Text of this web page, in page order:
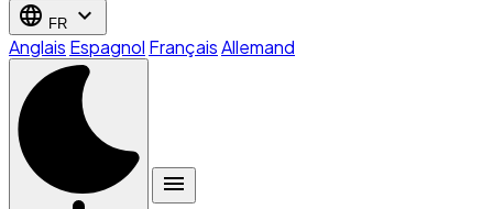
language FR expand_more
Anglais Espagnol FrançaisAllemand
menu